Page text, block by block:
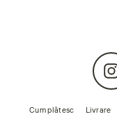
Cum plătesc Livrare